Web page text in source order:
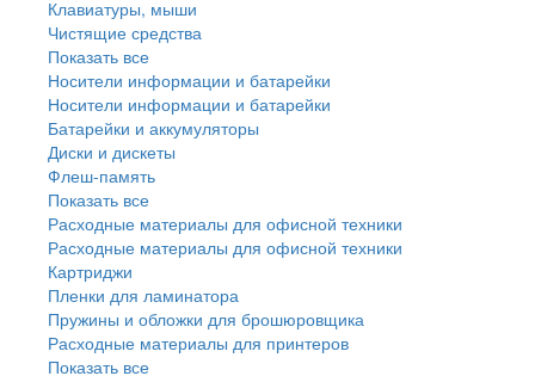
Клавиатуры, мыши
Чистящие средства
Показать все
Носители информации и батарейки
Носители информации и батарейки
Батарейки и аккумуляторы
Диски и дискеты
Флеш-память
Показать все
Расходные материалы для офисной техники
Расходные материалы для офисной техники
Картриджи
Пленки для ламинатора
Пружины и обложки для брошюровщика
Расходные материалы для принтеров
Показать все